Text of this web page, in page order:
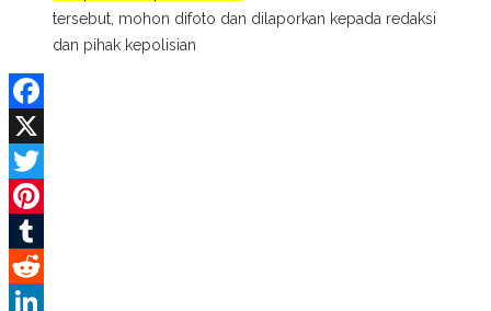
tersebut, mohon difoto dan dilaporkan kepada redaksi
dan pihak kepolisian
Facebook
X
Twitter
Pinterest
Tumblr
Reddit